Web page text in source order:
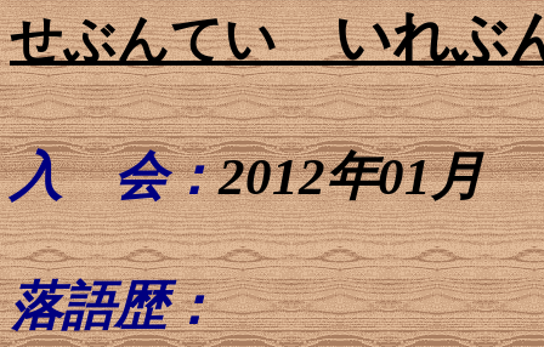
せぶんていいれぶ
入 会：2012年01月
落語歴：